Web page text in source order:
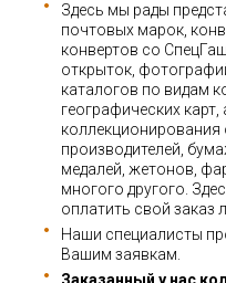
Здесь мы рады
почтовых марок,
конвертов со
открыток,
каталогов по видам
географических
коллекционирования
производителей,
медалей, жетонов,
многого другого.
оплатить свой заказ
Наши специалисты
Вашим заявкам.